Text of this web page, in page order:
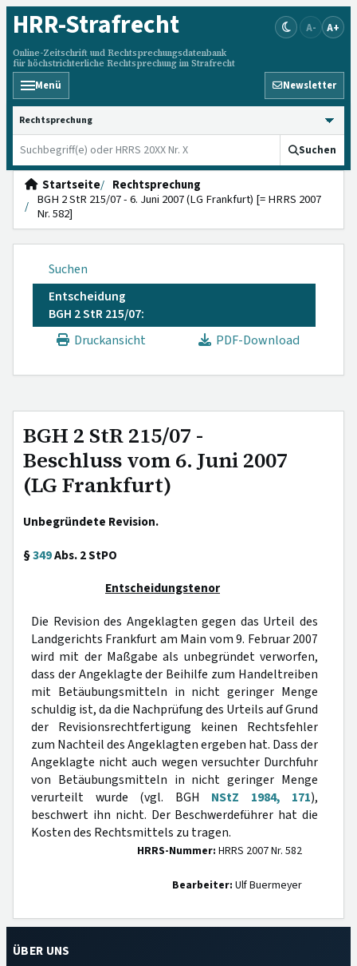
HRR-Strafrecht
Online-Zeitschrift und Rechtsprechungsdatenbank
für höchstrichterliche Rechtsprechung im Strafrecht
A- A+
Menü Newsletter
HRRS durchsuchen
Suchen
Startseite
Rechtsprechung
BGH 2 StR 215/07 - 6. Juni 2007 (LG Frankfurt) [= HRRS 2007
Nr. 582]
Suchen
Entscheidung
BGH 2 StR 215/07:
Druckansicht
PDF-Download
BGH 2 StR 215/07 -
Beschluss vom 6. Juni 2007
(LG Frankfurt)
Unbegründete Revision.
§349Abs. 2 StPO
Entscheidungstenor
Die Revision des Angeklagten gegen das Urteil des
Landgerichts Frankfurt am Main vom 9. Februar 2007
wird mit der Maßgabe als unbegründet verworfen,
dass der Angeklagte der Beihilfe zum Handeltreiben
mit Betäubungsmitteln in nicht geringer Menge
schuldig ist, da die Nachprüfung des Urteils auf Grund
der Revisionsrechtfertigung keinen Rechtsfehler
zum Nachteil des Angeklagten ergeben hat. Dass der
Angeklagte nicht auch wegen versuchter Durchfuhr
von Betäubungsmitteln in nicht geringer Menge
verurteilt wurde (vgl. BGH NStZ 1984, 171),
beschwert ihn nicht. Der Beschwerdeführer hat die
Kosten des Rechtsmittels zu tragen.
HRRS-Nummer: HRRS 2007 Nr. 582
Bearbeiter: Ulf Buermeyer
ÜBER UNS